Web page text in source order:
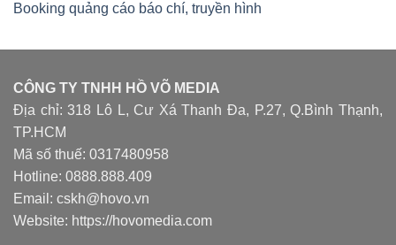
Booking quảng cáo báo chí, truyền hình
CÔNG TY TNHH HỒ VÕ MEDIA
Địa chỉ: 318 Lô L, Cư Xá Thanh Đa, P.27, Q.Bình Thạnh,
TP.HCM
Mã số thuế: 0317480958
Hotline: 0888.888.409
Email: cskh@hovo.vn
Website: https://hovomedia.com